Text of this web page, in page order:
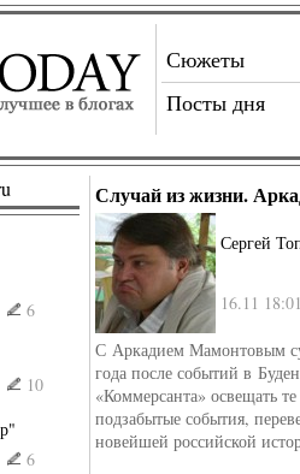
Сюжеты
Посты дня
6
10
6
Случай из жизни.
Сергей
16.11
С Аркадием Мамонтовым
года после событий в
«Коммерсанта» освещать
подзабытые события,
новейшей российской